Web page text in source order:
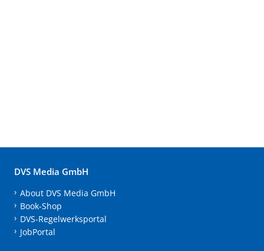
DVS Media GmbH
About DVS Media GmbH
Book-Shop
DVS-Regelwerksportal
JobPortal